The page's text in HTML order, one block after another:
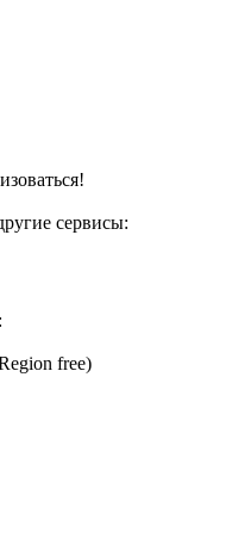
сервисы:
free)